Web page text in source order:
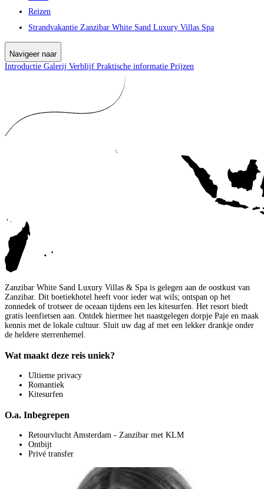
Reizen
Strandvakantie Zanzibar White Sand Luxury Villas Spa
Navigeer naar
Introductie Galerij Verblijf Praktische informatie Prijzen
Zanzibar White Sand Luxury Villas & Spa is gelegen aan de oostkust van
Zanzibar. Dit boetiekhotel heeft voor ieder wat wils; ontspan op het
zonnedek of trotseer de oceaan tijdens een les kitesurfen. Het resort biedt
gratis leenfietsen aan. Ontdek hiermee het naastgelegen dorpje Paje en maak
kennis met de lokale cultuur. Sluit uw dag af met een lekker drankje onder
de heldere sterrenhemel.
Wat maakt deze reis uniek?
Ultieme privacy
Romantiek
Kitesurfen
O.a. Inbegrepen
Retourvlucht Amsterdam - Zanzibar met KLM
Ontbijt
Privé transfer